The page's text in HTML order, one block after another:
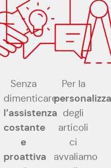
Senza
dimenticare
l’assistenza
costante
e
proattiva
Per la
degli
articoli
ci
avvaliamo